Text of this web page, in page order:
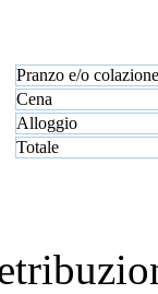
Pranzo e/o colazione
Cena
Alloggio
Totale